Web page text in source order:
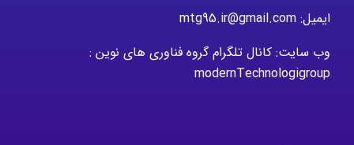
ایمیل: mtg95.ir@gmail.com
وب سایت: کانال تلگرام گروه فناوری های نوین :
modernTechnologigroup